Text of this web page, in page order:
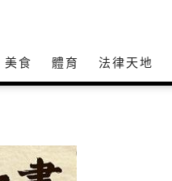
美食 體育 法律天地